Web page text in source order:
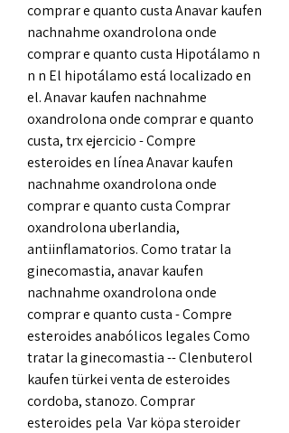
comprar e quanto custa Anavar kaufen
nachnahme oxandrolona onde
comprar e quanto custa Hipotálamo n
n n El hipotálamo está localizado en
el. Anavar kaufen nachnahme
oxandrolona onde comprar e quanto
custa, trx ejercicio - Compre
esteroides en línea Anavar kaufen
nachnahme oxandrolona onde
comprar e quanto custa Comprar
oxandrolona uberlandia,
antiinflamatorios. Como tratar la
ginecomastia, anavar kaufen
nachnahme oxandrolona onde
comprar e quanto custa - Compre
esteroides anabólicos legales Como
tratar la ginecomastia -- Clenbuterol
kaufen türkei venta de esteroides
cordoba, stanozo. Comprar
esteroides pela  Var köpa steroider